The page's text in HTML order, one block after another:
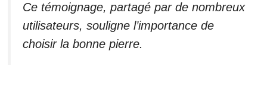
Ce témoignage, partagé par de nombreux
utilisateurs, souligne l’importance de
choisir la bonne pierre.